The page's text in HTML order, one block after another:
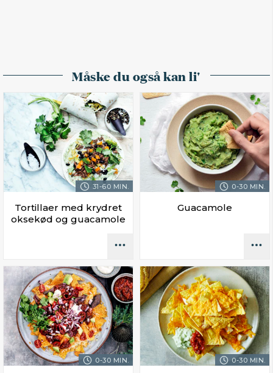
Måske du også kan li'
31-60 MIN.
Tortillaer med krydret
oksekød og guacamole
0-30 MIN.
Guacamole
0-30 MIN. 0-30 MIN.